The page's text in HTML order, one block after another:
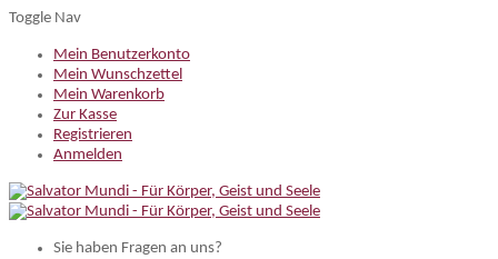
Toggle Nav
Mein Benutzerkonto
Mein Wunschzettel
Mein Warenkorb
Zur Kasse
Registrieren
Anmelden
Sie haben Fragen an uns?